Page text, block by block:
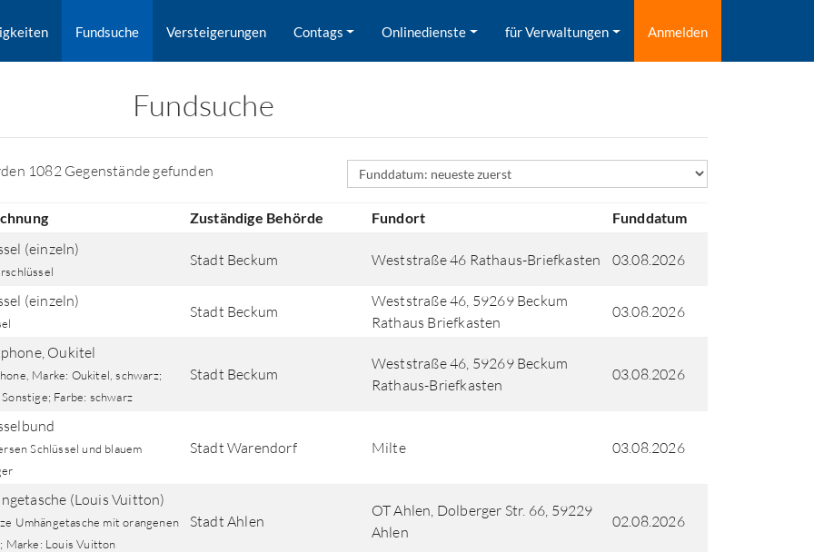
Fundsuche Versteigerungen Contags Onlinedienste für Verwaltungen Anmelden
Fundsuche
nach Orten gesucht.
1082 Gegenstände gefunden Sortierfeld
Zuständige Behörde Fundort Funddatum
(einzeln)
Stadt Beckum Weststraße 46 Rathaus-Briefkasten 03.08.2026
(einzeln)
Stadt Beckum
Weststraße 46, 59269 Beckum
Rathaus Briefkasten
03.08.2026
Oukitel
Marke: Oukitel, schwarz;
Farbe: schwarz
Stadt Beckum
Weststraße 46, 59269 Beckum
Rathaus-Briefkasten
03.08.2026
Schlüssel und blauem
Stadt Warendorf Milte 03.08.2026
(Louis Vuitton)
Umhängetasche mit orangenen
Marke: Louis Vuitton
Stadt Ahlen
OT Ahlen, Dolberger Str. 66, 59229
Ahlen
02.08.2026